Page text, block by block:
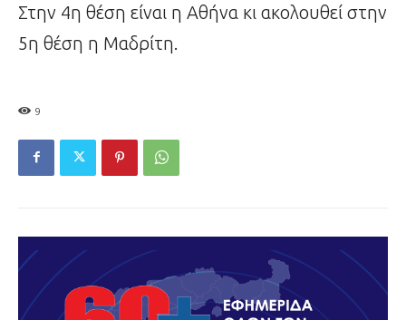
Στην 4η θέση είναι η Αθήνα κι ακολουθεί στην
5η θέση η Μαδρίτη.
9